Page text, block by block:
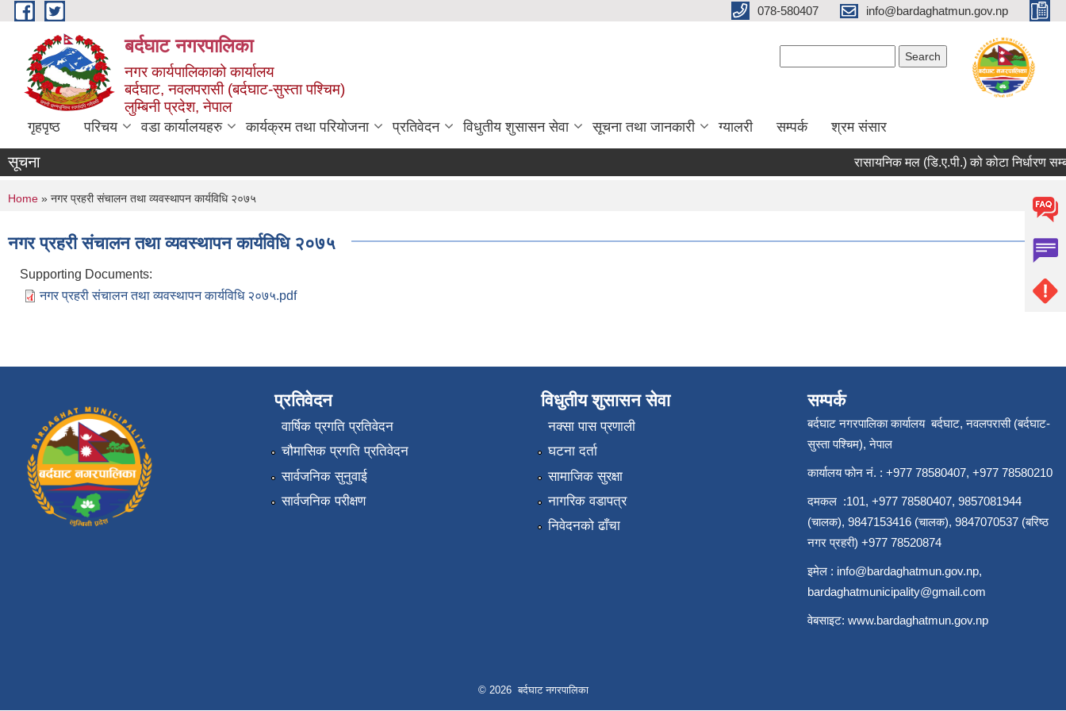
Skip to main content 078-580407 info@bardaghatmun.gov.np
बर्दघाट नगरपालिका
नगर कार्यपालिकाको कार्यालय
बर्दघाट, नवलपरासी (बर्दघाट-सुस्ता पश्चिम)
लुम्बिनी प्रदेश, नेपाल
गृहपृष्ठ परिचय वडा कार्यालयहरु कार्यक्रम तथा परियोजना प्रतिवेदन विधुतीय शुसासन सेवा सूचना तथा जानकारी ग्यालरी सम्पर्क श्रम संसार
सूचना रासायनिक मल (डि.ए.पी.) को कोटा निर्धारण
You are here
Home » नगर प्रहरी संचालन तथा व्यवस्थापन कार्यविधि २०७५
नगर प्रहरी संचालन तथा व्यवस्थापन कार्यविधि २०७५
Supporting Documents:
नगर प्रहरी संचालन तथा व्यवस्थापन कार्यविधि २०७५.pdf
प्रतिवेदन
वार्षिक प्रगति प्रतिवेदन
चौमासिक प्रगति प्रतिवेदन
सार्वजनिक सुनुवाई
सार्वजनिक परीक्षण
विधुतीय शुसासन सेवा
नक्सा पास प्रणाली
घटना दर्ता
सामाजिक सुरक्षा
नागरिक वडापत्र
निवेदनको ढाँचा
सम्पर्क
बर्दघाट नगरपालिका कार्यालय बर्दघाट, नवलपरासी (बर्दघाट-
सुस्ता पश्चिम), नेपाल
कार्यालय फोन नं. : +977 78580407, +977 78580210
दमकल :101, +977 78580407, 9857081944
(चालक), 9847153416 (चालक), 9847070537 (बरिष्ठ
नगर प्रहरी) +977 78520874
इमेल : info@bardaghatmun.gov.np,
bardaghatmunicipality@gmail.com
वेबसाइट: www.bardaghatmun.gov.np
© 2026 बर्दघाट नगरपालिका